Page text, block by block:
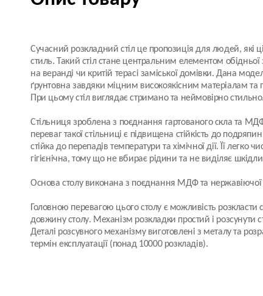
Сучасний розкладний стіл це пропозиція для людей, які
стиль. Такий стіл стане центральним елементом обідньої
на веранді чи критій терасі заміської домівки. Дана
ґрунтовна завдяки міцним високоякісним матеріалам та
При цьому стіл виглядає стримано та неймовірно стильно.
Стільниця зроблена з поєднання гартованого скла та
переваг такої стільниці є підвищена стійкість до
стійка до перепадів температури та хімічної дії. Її легко
гігієнічна, тому що не вбирає рідини та не виділяє
Основа столу виконана з поєднання МДФ та нержавіючої
Головною перевагою цього столу є можливість розкласти
довжину столу. Механізм розкладки простий і розсунути
Деталі розсувного механізму виготовлені з металу та
термін експлуатації (понад 10000 розкладів).